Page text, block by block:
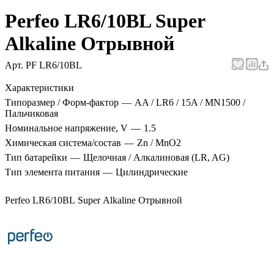
Perfeo LR6/10BL Super
Alkaline Отрывной
Арт. PF LR6/10BL
Характеристики
Типоразмер / Форм-фактор — AA / LR6 / 15A / MN1500 /
Пальчиковая
Номинальное напряжение, V — 1.5
Химическая система/состав — Zn / MnO2
Тип батарейки — Щелочная / Алкалиновая (LR, AG)
Тип элемента питания — Цилиндрические
Perfeo LR6/10BL Super Alkaline Отрывной